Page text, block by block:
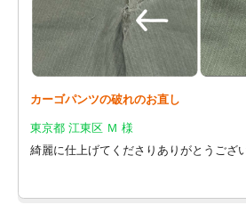
カーゴパンツの破れのお直し
東京都 江東区 Ｍ 様
綺麗に仕上げてくださりありがとうござ